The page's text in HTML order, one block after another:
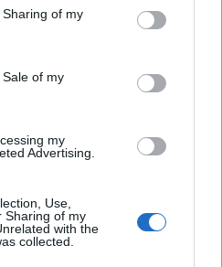
of my
of my
my
Advertising.
Use,
Sharing of my
with the
collected.
INTERESSARE
LATINA
di Plauto